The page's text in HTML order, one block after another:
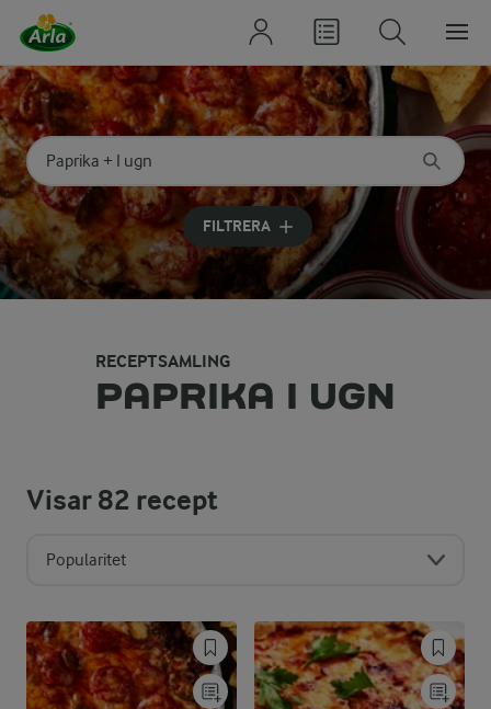
Sök på kategori eller ingrediens
Skriv in sökord för att få förslag
FILTRERA
RECEPTSAMLING
PAPRIKA I UGN
Visar82 recept
Popularitet